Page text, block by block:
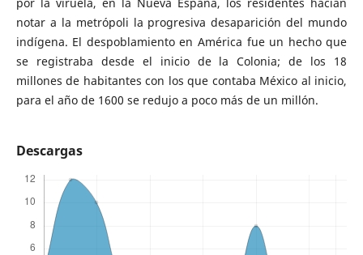
notar a la metrópoli la progresiva desaparición del mundo
indígena. El despoblamiento en América fue un hecho que
se registraba desde el inicio de la Colonia; de los 18
millones de habitantes con los que contaba México al inicio,
para el año de 1600 se redujo a poco más de un millón.
Descargas